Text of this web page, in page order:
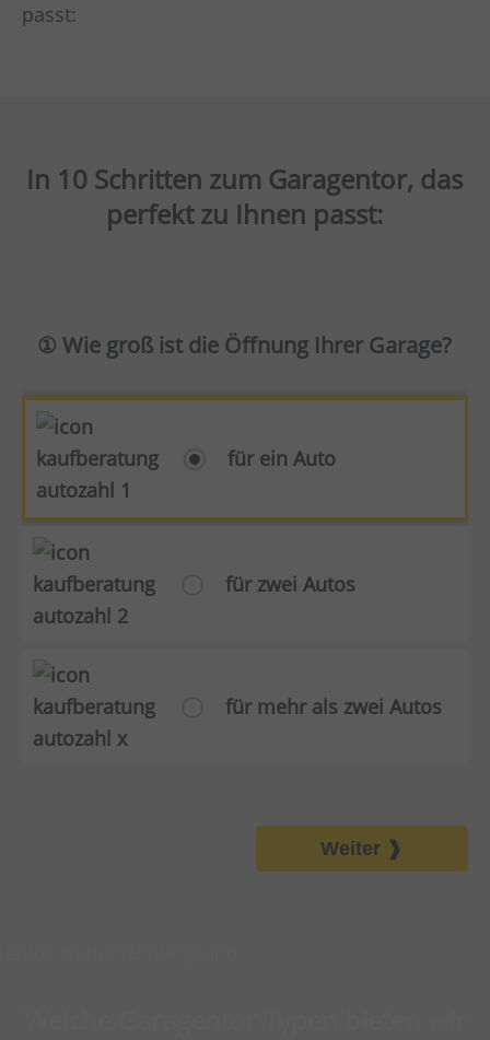
passt:
In 10 Schritten zum Garagentor, das
perfekt zu Ihnen passt:
① Wie groß ist die Öffnung Ihrer Garage?
für ein Auto
für zwei Autos
für mehr als zwei Autos
Weiter